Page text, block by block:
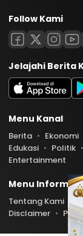
Follow Kami
Jelajahi Berita
Menu Kanal
Berita Ekonomi
Edukasi
Politik
Entertainment
Menu Informasi
Tentang Kami
Disclaimer